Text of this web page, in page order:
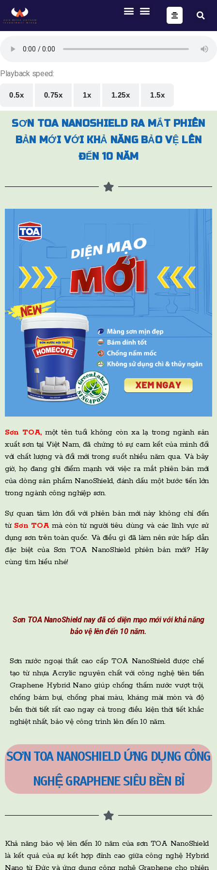
Playback speed:
0.5x 0.75x 1x 1.25x 1.5x
SƠN TOA NANOSHIELD RA MẮT PHIÊN
BẢN MỚI VỚI KHẢ NĂNG BẢO VỆ LÊN
ĐẾN 10 NĂM
Sơn TOA, một tên tuổi không còn xa lạ trong ngành sản
xuất sơn tại Việt Nam, đã chứng tỏ sự cam kết của mình đối
với chất lượng và đổi mới trong suốt nhiều năm qua. Và bây
giờ, họ đang ghi điểm mạnh với việc ra mắt phiên bản mới
của dòng sản phẩm NanoShield, đánh dấu một bước tiến lớn
trong ngành công nghiệp sơn.
Sự quan tâm lớn đối với phiên bản mới này không chỉ đến
từSơn TOA mà còn từ người tiêu dùng và các lĩnh vực sử
dụng sơn trên toàn quốc. Và điều gì đã làm nên sức hấp dẫn
đặc biệt của Sơn TOA NanoShield phiên bản mới? Hãy
cùng tìm hiểu nhé!
Sơn TOA NanoShield nay đã có diện mạo mới với khả năng
bảo vệ lên đến 10 năm.
Sơn nước ngoại thất cao cấp TOA NanoShield được chế
tạo từ nhựa Acrylic nguyên chất với công nghệ tiên tiến
Graphene Hybrid Nano giúp chống thấm nước vượt trội,
chống bám bụi, chống phai màu, kháng mài mòn và độ
bền thời tiết rất cao ngay cả trong điều kiện thời tiết khắc
nghiệt nhất, bảo vệ công trình lên đến 10 năm.
SƠN TOA NANOSHIELD ỨNG DỤNG CÔNG
NGHỆ GRAPHENE SIÊU BỀN BỈ
Khả năng bảo vệ lên đến 10 năm của sơn TOA NanoShield
là kết quả của sự kết hợp đỉnh cao giữa công nghệ Hybrid
Nano từ Đức và ứng dụng công nghệ Graphene cho phiên